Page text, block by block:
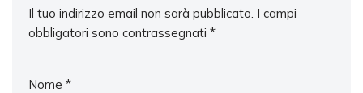
Il tuo indirizzo email non sarà pubblicato. I campi
obbligatori sono contrassegnati *
Nome *